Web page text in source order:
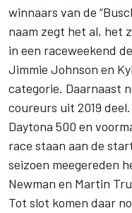
winnaars van de
naam zegt het al, het
in een raceweekend
Jimmie Johnson en
categorie. Daarnaast
coureurs uit 2019
Daytona 500 en
race staan aan de
seizoen meegereden
Newman en Martin
Tot slot komen daar